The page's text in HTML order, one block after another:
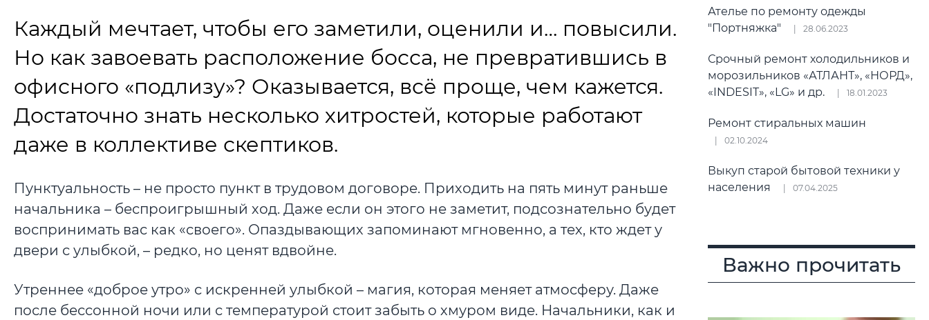
Каждый мечтает, чтобы его заметили, оценили и… повысили.
Но как завоевать расположение босса, не превратившись в
офисного «подлизу»? Оказывается, всё проще, чем кажется.
Достаточно знать несколько хитростей, которые работают
даже в коллективе скептиков.
Пунктуальность – не просто пункт в трудовом договоре. Приходить на пять минут раньше
начальника – беспроигрышный ход. Даже если он этого не заметит, подсознательно будет
воспринимать вас как «своего». Опаздывающих запоминают мгновенно, а тех, кто ждет у
двери с улыбкой, – редко, но ценят вдвойне.
Утреннее «доброе утро» с искренней улыбкой – магия, которая меняет атмосферу. Даже
после бессонной ночи или с температурой стоит забыть о хмуром виде. Начальники, как и
Ателье по ремонту одежды
"Портняжка"
28.06.2023
Срочный ремонт холодильников и
морозильников «АТЛАНТ», «НОРД»,
«INDESIT», «LG» и др.
18.01.2023
Ремонт стиральных машин
02.10.2024
Выкуп старой бытовой техники у
населения
07.04.2025
Важно прочитать